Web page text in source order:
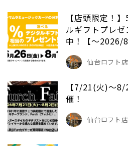
【店頭限定！
ルギフトプレ
中！【～2026/
仙台ロフト店
【7/21(火)～
催！
仙台ロフト店